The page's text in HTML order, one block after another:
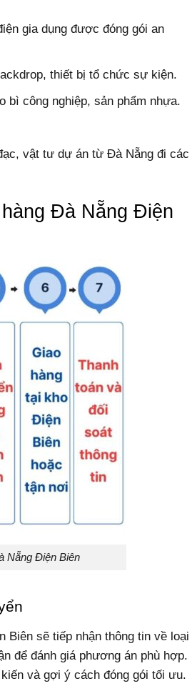
gia dụng được đóng gói an
thiết bị tổ chức sự kiện.
bì công nghiệp, sản phẩm nhựa.
vật tư dự án từ Đà Nẵng đi các
Đà Nẵng Điện
Nẵng Điện Biên
Biên sẽ tiếp nhận thông tin về loại
để đánh giá phương án phù hợp.
và gợi ý cách đóng gói tối ưu.